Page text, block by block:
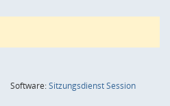
Software:SitzungsdienstSession(Wird in